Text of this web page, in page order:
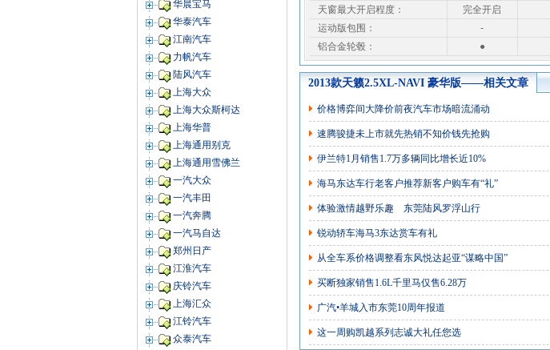
天窗最大开启程度：
完全开启
运动版包围：
-
铝合金轮毂：
●
2013款天籁2.5XL-NAVI 豪华版——相关文章
价格博弈间大降价前夜汽车市场暗流涌动
速腾骏捷未上市就先热销不知价钱先抢购
伊兰特1月销售1.7万多辆同比增长近10%
海马东达车行老客户推荐新客户购车有“礼”
体验激情越野乐趣 东莞陆风罗浮山行
锐动轿车海马3东达赏车有礼
从全车系价格调整看东风悦达起亚“谋略中国”
买断独家销售1.6L千里马仅售6.28万
广汽•羊城入市东莞10周年报道
这一周购凯越系列志诚大礼任您选
华晨宝马
华泰汽车
江南汽车
力帆汽车
陆风汽车
上海大众
上海大众斯柯达
上海华普
上海通用别克
上海通用雪佛兰
一汽大众
一汽丰田
一汽奔腾
一汽马自达
郑州日产
江淮汽车
庆铃汽车
上海汇众
江铃汽车
众泰汽车